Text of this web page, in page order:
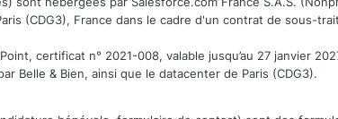
(CDG3), France dans le cadre d'un contrat de sous-
certificat n° 2021-008, valable jusqu’au 27 janvier
Belle & Bien, ainsi que le datacenter de Paris (CDG3).